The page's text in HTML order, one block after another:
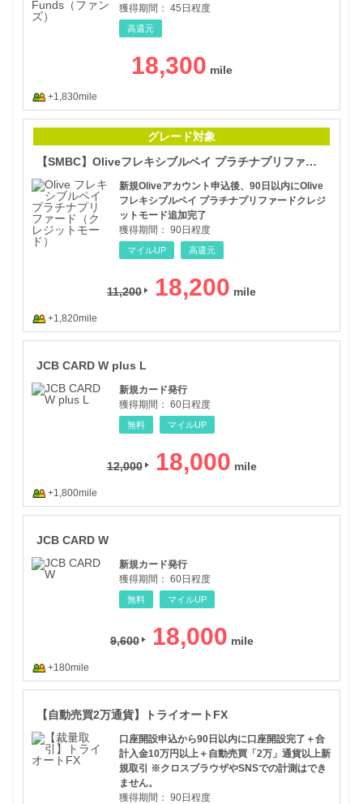
獲得期間： 45日程度
高還元
18,300
+1,830mile
グレード対象
【SMBC】Oliveフレキシブルペイ プラチナプリファード
新規Oliveアカウント申込後、90日以内にOlive
フレキシブルペイ プラチナプリファードクレジ
ットモード追加完了
獲得期間： 90日程度
マイルUP 高還元
11,200 18,200
+1,820mile
JCB CARD W plus L
新規カード発行
獲得期間： 60日程度
無料 マイルUP
12,000 18,000
+1,800mile
JCB CARD W
新規カード発行
獲得期間： 60日程度
無料 マイルUP
9,600 18,000
+180mile
【自動売買2万通貨】トライオートFX
口座開設申込から90日以内に口座開設完了＋合
計入金10万円以上＋自動売買「2万」通貨以上新
規取引 ※クロスブラウザやSNSでの計測はでき
ません。
獲得期間： 90日程度